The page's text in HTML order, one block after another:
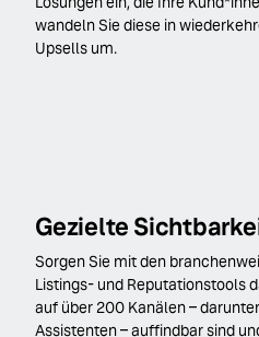
wandeln Sie diese in
Upsells um.
Gezielte
Sorgen Sie mit den
Listings- und Reputationstools
auf über 200 Kanälen –
Assistenten – auffindbar sind